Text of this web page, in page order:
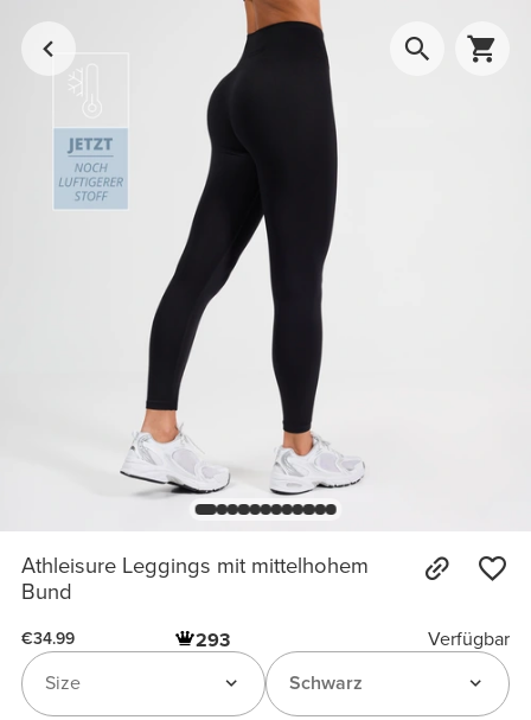
Athleisure Leggings mit mittelhohem
Bund
€34.99 293
Verfügbar
Schwarz
Size